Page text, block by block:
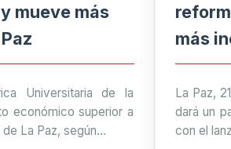
mueve más
Universitaria de la
económico superior a
La Paz, según...
más
La Paz,
dará un
con el